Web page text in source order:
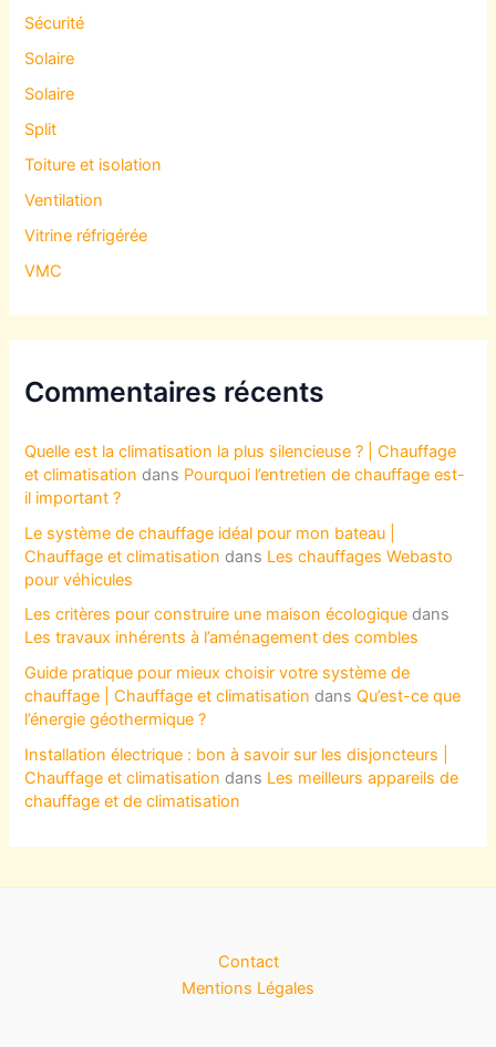
Sécurité
Solaire
Solaire
Split
Toiture et isolation
Ventilation
Vitrine réfrigérée
VMC
Commentaires récents
Quelle est la climatisation la plus silencieuse ? | Chauffage
et climatisation dans Pourquoi l’entretien de chauffage est-
il important ?
Le système de chauffage idéal pour mon bateau |
Chauffage et climatisation dans Les chauffages Webasto
pour véhicules
Les critères pour construire une maison écologique dans
Les travaux inhérents à l’aménagement des combles
Guide pratique pour mieux choisir votre système de
chauffage | Chauffage et climatisation dansQu’est-ce que
l’énergie géothermique ?
Installation électrique : bon à savoir sur les disjoncteurs |
Chauffage et climatisation dans Les meilleurs appareils de
chauffage et de climatisation
Contact
Mentions Légales